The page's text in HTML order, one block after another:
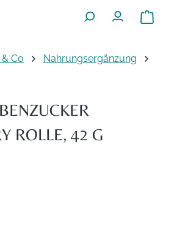
Co
Nahrungsergänzung
ROLLE, 42 G